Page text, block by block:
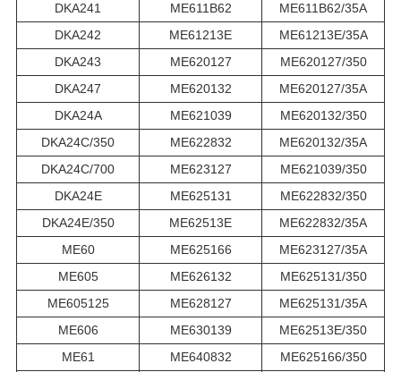
DKA241
ME611B62
ME611B62/35A
DKA242
ME61213E
ME61213E/35A
DKA243
ME620127
ME620127/350
DKA247
ME620132
ME620127/35A
DKA24A
ME621039
ME620132/350
DKA24C/350
ME622832
ME620132/35A
DKA24C/700
ME623127
ME621039/350
DKA24E
ME625131
ME622832/350
DKA24E/350
ME62513E
ME622832/35A
ME60
ME625166
ME623127/35A
ME605
ME626132
ME625131/350
ME605125
ME628127
ME625131/35A
ME606
ME630139
ME62513E/350
ME61
ME640832
ME625166/350